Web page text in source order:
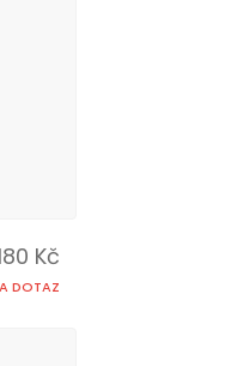
Kč
DOTAZ